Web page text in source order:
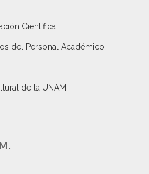
Científica
del Personal Académico
de la UNAM.